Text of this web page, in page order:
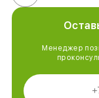
Менеджер